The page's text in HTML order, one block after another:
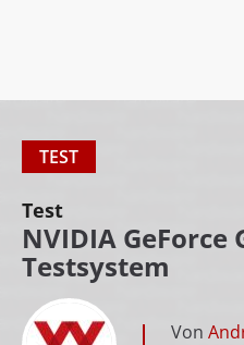
TEST
Test
NVIDIA GeForce
Testsystem
Von